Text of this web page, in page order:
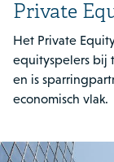
Private
Het Private
equityspelers bij
en is
economisch vlak.